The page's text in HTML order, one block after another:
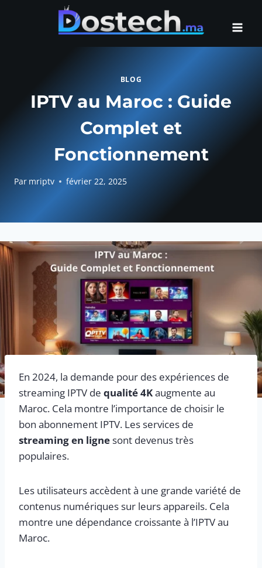
BLOG
IPTV au Maroc : Guide
Complet et
Fonctionnement
Par mriptv février 22, 2025
En 2024, la demande pour des expériences de
streaming IPTV de qualité 4Kaugmente au
Maroc. Cela montre l’importance de choisir le
bon abonnement IPTV. Les services de
streaming en lignesont devenus très
populaires.
Les utilisateurs accèdent à une grande variété de
contenus numériques sur leurs appareils. Cela
montre une dépendance croissante à l’IPTV au
Maroc.